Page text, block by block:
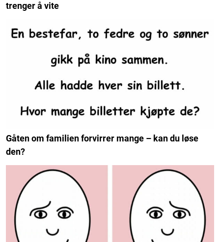
trenger å vite
Gåten om familien forvirrer mange – kan du løse
den?